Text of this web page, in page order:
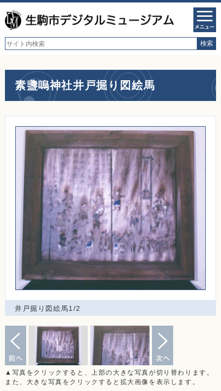
素盞嗚神社井戸掘り図絵馬
井戸掘り図絵馬1/2
▲写真をクリックすると、上部の大きな写真が切り替わります。
また、大きな写真をクリックすると拡大画像を表示します。